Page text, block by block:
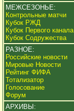
МЕЖСЕЗОНЬЕ:
Контрольные матчи
Кубок РЖД
Кубок Первого канала
Кубок Содружества
РАЗНОЕ:
Российские новости
Мировые Новости
Рейтинг ФИФА
Тотализатор
Голосование
Форум
АРХИВЫ: